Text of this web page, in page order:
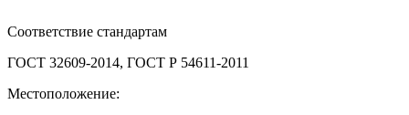
Соответствие стандартам
ГОСТ 32609-2014, ГОСТ Р 54611-2011
Местоположение: